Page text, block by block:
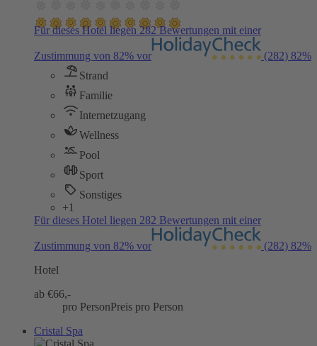
Für dieses Hotel liegen 282 Bewertungen mit einer
Zustimmung von 82% vor (282) 82%
Strand
Familie
Internetzugang
Wellness
Pool
Sport
Sonstiges
+1
Für dieses Hotel liegen 282 Bewertungen mit einer
Zustimmung von 82% vor (282) 82%
Hotel
ab €66,-
pro PersonPreis pro Person
Cristal Spa